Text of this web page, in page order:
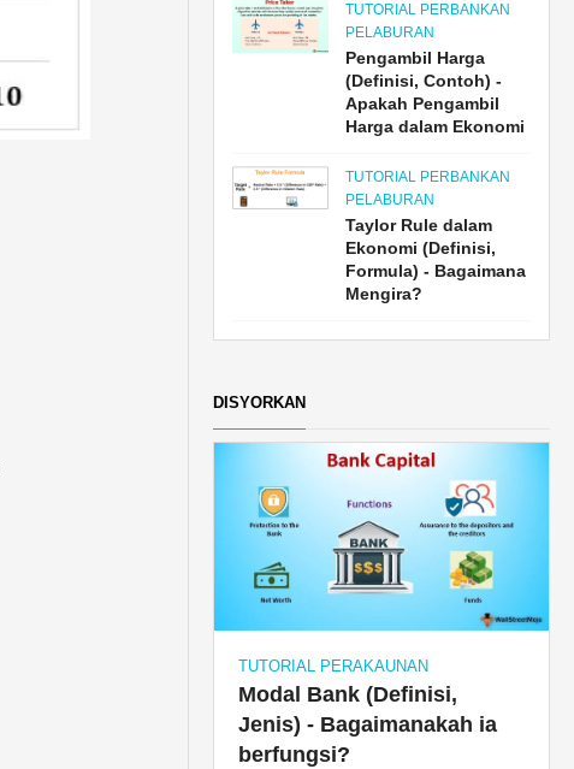
TUTORIAL PERBANKAN
PELABURAN
Pengambil Harga
(Definisi, Contoh) -
Apakah Pengambil
Harga dalam Ekonomi
TUTORIAL PERBANKAN
PELABURAN
Taylor Rule dalam
Ekonomi (Definisi,
Formula) - Bagaimana
Mengira?
DISYORKAN
TUTORIAL PERAKAUNAN
Modal Bank (Definisi,
Jenis) - Bagaimanakah ia
berfungsi?